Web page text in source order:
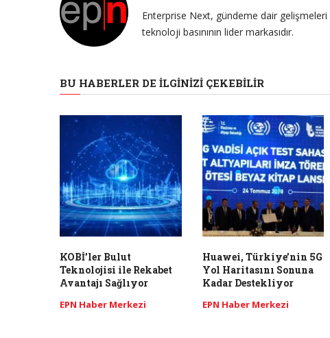
Enterprise Next, gündeme dair gelişmeleri
teknoloji basınının lider markasıdır.
BU HABERLER DE İLGINIZI ÇEKEBILIR
KOBİ’ler Bulut
Teknolojisi ile Rekabet
Avantajı Sağlıyor
EPN Haber Merkezi
Huawei, Türkiye’nin 5G
Yol Haritasını Sonuna
Kadar Destekliyor
EPN Haber Merkezi